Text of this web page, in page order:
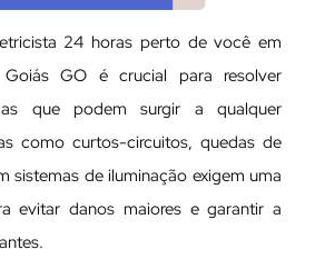
24 horas perto de você em
GO é crucial para resolver
que podem surgir a qualquer
como curtos-circuitos, quedas de
sistemas de iluminação exigem uma
evitar danos maiores e garantir a